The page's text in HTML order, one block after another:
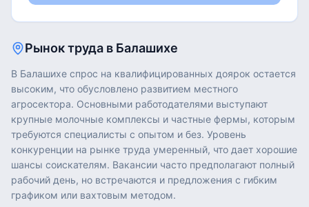
Рынок труда в Балашихе
В Балашихе спрос на квалифицированных доярок остается
высоким, что обусловлено развитием местного
агросектора. Основными работодателями выступают
крупные молочные комплексы и частные фермы, которым
требуются специалисты с опытом и без. Уровень
конкуренции на рынке труда умеренный, что дает хорошие
шансы соискателям. Вакансии часто предполагают полный
рабочий день, но встречаются и предложения с гибким
графиком или вахтовым методом.